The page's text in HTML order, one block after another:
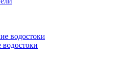
водостоки